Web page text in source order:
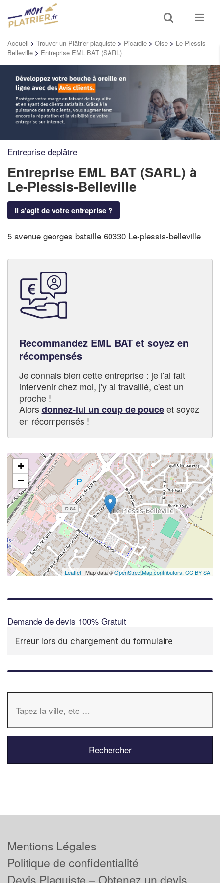
Toggle
search
Toggle
Accueil > Trouver un Plâtrier plaquiste > Picardie > Oise > Le-Plessis-
Belleville > Entreprise EML BAT (SARL)
Entreprise deplâtre
Entreprise EML BAT (SARL) à
Le-Plessis-Belleville
Il s'agit de votre entreprise ?
5 avenue georges bataille 60330 Le-plessis-belleville
Recommandez EML BAT et soyez en
récompensés
Je connais bien cette entreprise : je l'ai fait
intervenir chez moi, j'y ai travaillé, c'est un
proche !
Alorsdonnez-lui un coup de pouceet soyez
en récompensés !
+
−
Leaflet | Map data ©OpenStreetMap contributors, CC-BY-SA
Demande de devis 100% Gratuit
Erreur lors du chargement du formulaire
Mentions Légales
Politique de confidentialité
Devis Plaquiste – Obtenez un devis